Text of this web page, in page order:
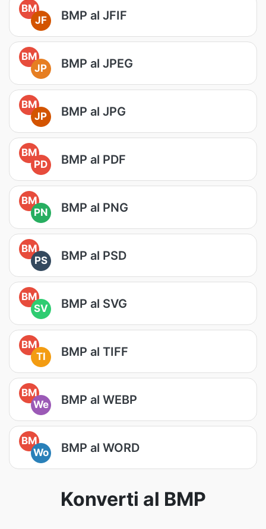
BM
JF
BMP al JFIF
BM
JP
BMP al JPEG
BM
JP
BMP al JPG
BM
PD
BMP al PDF
BM
PN
BMP al PNG
BM
PS
BMP al PSD
BM
SV
BMP al SVG
BM
TI
BMP al TIFF
BM
We
BMP al WEBP
BM
Wo
BMP al WORD
Konverti al BMP